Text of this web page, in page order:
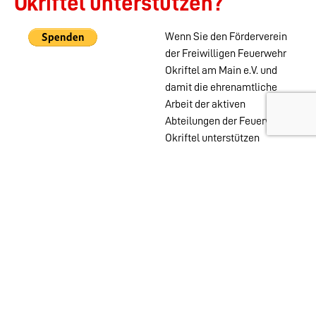
Wenn Sie den Förderverein
der Freiwilligen Feuerwehr
Okriftel am Main e.V. und
damit die ehrenamtliche
Arbeit der aktiven
Abteilungen der Feuerwehr
Okriftel unterstützen